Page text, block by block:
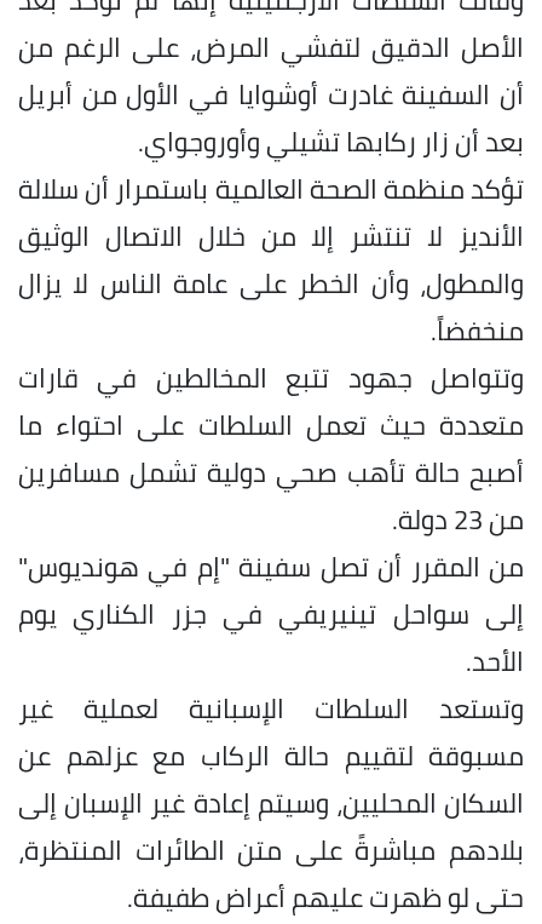
الأصل الدقيق لتفشي المرض، على الرغم من
أن السفينة غادرت أوشوايا في الأول من أبريل
بعد أن زار ركابها تشيلي وأوروجواي.
تؤكد منظمة الصحة العالمية باستمرار أن سلالة
الأنديز لا تنتشر إلا من خلال الاتصال الوثيق
والمطول، وأن الخطر على عامة الناس لا يزال
منخفضاً.
وتتواصل جهود تتبع المخالطين في قارات
متعددة حيث تعمل السلطات على احتواء ما
أصبح حالة تأهب صحي دولية تشمل مسافرين
من 23 دولة.
من المقرر أن تصل سفينة "إم في هونديوس"
إلى سواحل تينيريفي في جزر الكناري يوم
الأحد.
وتستعد السلطات الإسبانية لعملية غير
مسبوقة لتقييم حالة الركاب مع عزلهم عن
السكان المحليين، وسيتم إعادة غير الإسبان إلى
بلادهم مباشرةً على متن الطائرات المنتظرة،
حتى لو ظهرت عليهم أعراض طفيفة.